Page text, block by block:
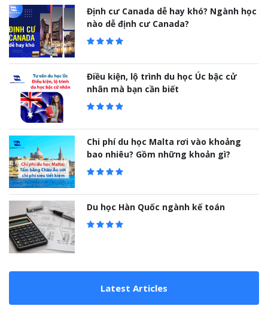
Định cư Canada dễ hay khó? Ngành học
nào dễ định cư Canada?
Điều kiện, lộ trình du học Úc bậc cử
nhân mà bạn cần biết
Chi phí du học Malta rơi vào khoảng
bao nhiêu? Gồm những khoản gì?
Du học Hàn Quốc ngành kế toán
Latest Articles